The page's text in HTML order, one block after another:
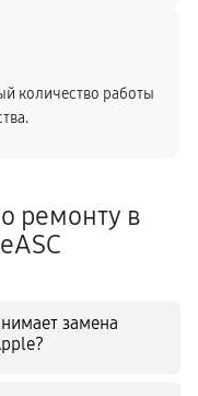
количество работы
ремонту в
замена